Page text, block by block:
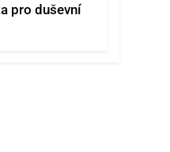
pro duševní